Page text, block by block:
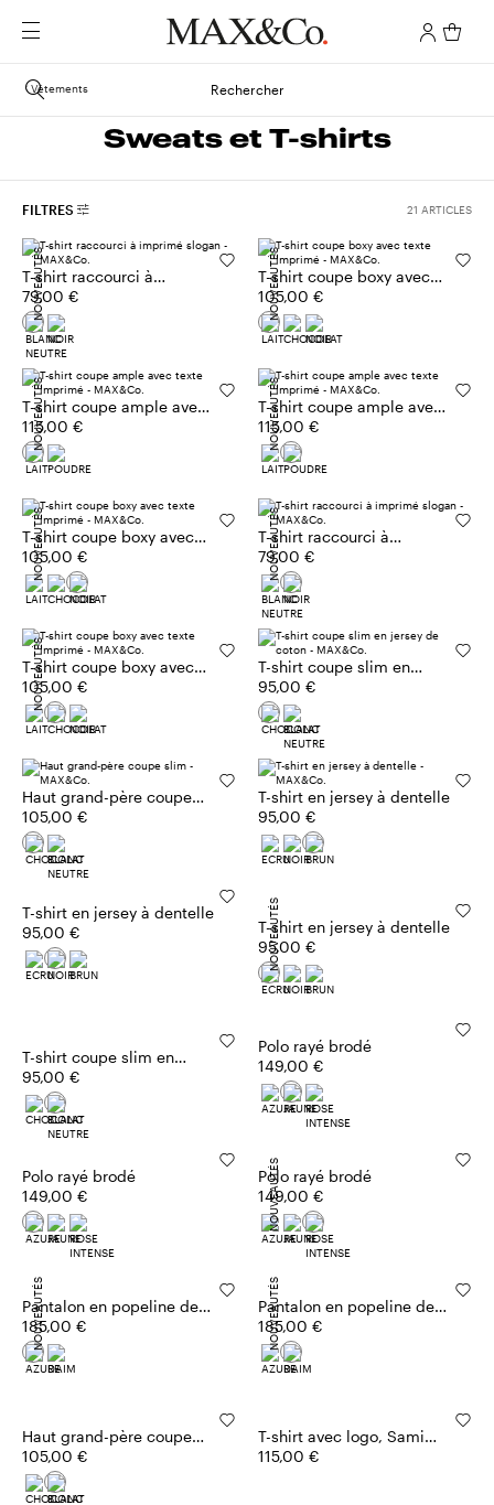
Rechercher
Vêtements
Sweats et T-shirts
FILTRES 21 ARTICLES
T-shirt raccourci à
imprimé slogan
79,00 €
NOUVEAUTÉS
T-shirt coupe boxy avec
texte imprimé
105,00 €
NOUVEAUTÉS
T-shirt coupe ample avec
texte imprimé
115,00 €
NOUVEAUTÉS
T-shirt coupe ample avec
texte imprimé
115,00 €
NOUVEAUTÉS
T-shirt coupe boxy avec
texte imprimé
105,00 €
NOUVEAUTÉS
T-shirt raccourci à
imprimé slogan
79,00 €
NOUVEAUTÉS
T-shirt coupe boxy avec
texte imprimé
105,00 €
NOUVEAUTÉS
T-shirt coupe slim en
jersey de coton
95,00 €
Haut grand-père coupe
slim
105,00 €
T-shirt en jersey à dentelle
95,00 €
T-shirt en jersey à dentelle
95,00 €
T-shirt en jersey à dentelle
95,00 €
NOUVEAUTÉS
T-shirt coupe slim en
jersey de coton
95,00 €
Polo rayé brodé
149,00 €
Polo rayé brodé
149,00 €
Polo rayé brodé
149,00 €
NOUVEAUTÉS
Pantalon en popeline de
coton
185,00 €
NOUVEAUTÉS
Pantalon en popeline de
coton
185,00 €
NOUVEAUTÉS
Haut grand-père coupe
slim
105,00 €
T-shirt avec logo, Sami
Miró &Co.llaboration
115,00 €